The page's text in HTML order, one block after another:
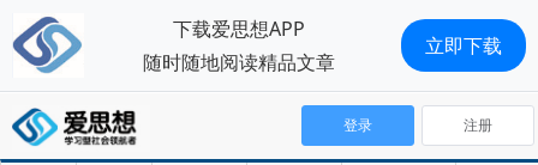
登录 注册
下载爱思想APP
随时随地阅读精品文章
立即下载